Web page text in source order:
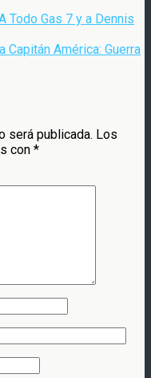
Todo Gas 7 y a Dennis
Capitán América: Guerra
será publicada. Los
con *